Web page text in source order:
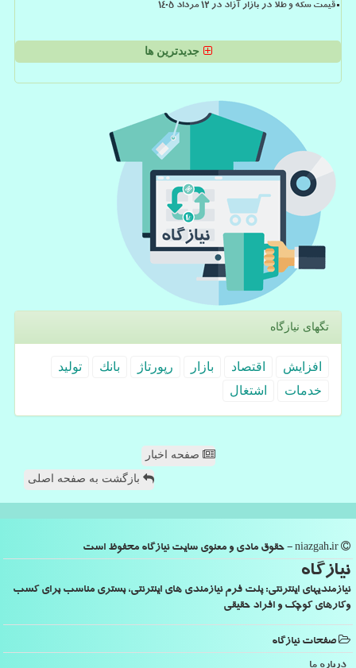
قیمت سکه و طلا در بازار آزاد در ۱۲ مرداد ۱۴۰۵
جدیدترین ها
تگهای نیازگاه
افزایش اقتصاد بازار رپورتاژ بانك
تولید
خدمات
اشتغال
صفحه اخبار
بازگشت به صفحه اصلی
نیازگاه
نیازمندیهای اینترنتی: پلت فرم نیازمندی های اینترنتی، بستری مناسب برای کسب
وکارهای کوچک و افراد حقیقی
صفحات نیازگاه